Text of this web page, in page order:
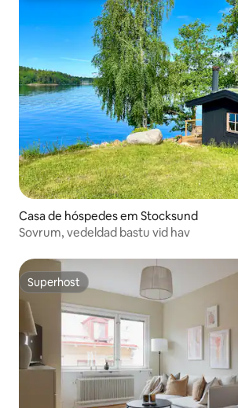
Casa de hóspedes em Stocksund
Sovrum, vedeldad bastu vid hav
Superhost
Superhost